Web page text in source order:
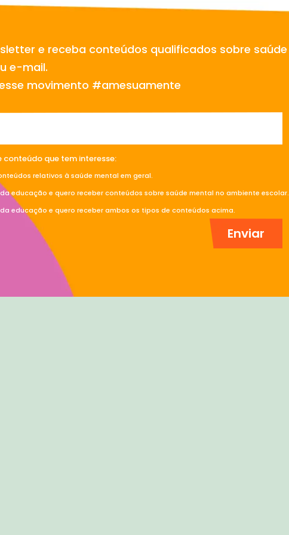
e receba conteúdos qualificados sobre saúde
e-mail.
movimento #amesuamente
conteúdo que tem interesse:
relativos à saúde mental em geral.
educação e quero receber conteúdos sobre saúde mental no ambiente escolar.
educação e quero receber ambos os tipos de conteúdos acima.